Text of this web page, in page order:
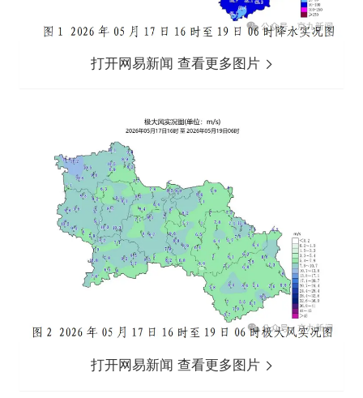
打开网易新闻 查看更多图片
打开网易新闻 查看更多图片